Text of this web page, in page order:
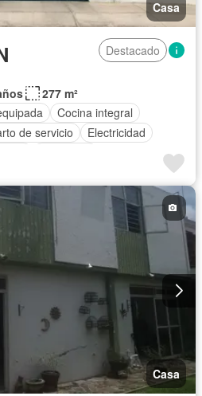
Casa
Destacado
277 m²
Cocina integral
de servicio
Electricidad
Casa